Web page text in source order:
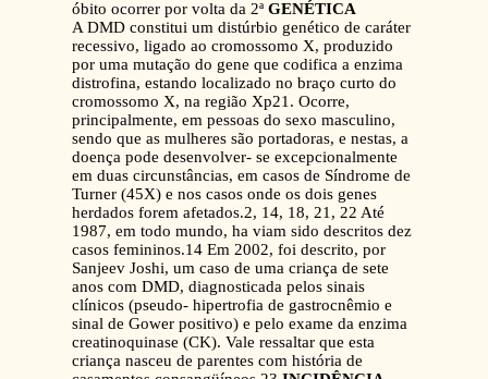
óbito ocorrer por volta da 2ª GENÉTICA
A DMD constitui um distúrbio genético de caráter
recessivo, ligado ao cromossomo X, produzido
por uma mutação do gene que codifica a enzima
distrofina, estando localizado no braço curto do
cromossomo X, na região Xp21. Ocorre,
principalmente, em pessoas do sexo masculino,
sendo que as mulheres são portadoras, e nestas, a
doença pode desenvolver- se excepcionalmente
em duas circunstâncias, em casos de Síndrome de
Turner (45X) e nos casos onde os dois genes
herdados forem afetados.2, 14, 18, 21, 22 Até
1987, em todo mundo, ha viam sido descritos dez
casos femininos.14 Em 2002, foi descrito, por
Sanjeev Joshi, um caso de uma criança de sete
anos com DMD, diagnosticada pelos sinais
clínicos (pseudo- hipertrofia de gastrocnêmio e
sinal de Gower positivo) e pelo exame da enzima
creatinoquinase (CK). Vale ressaltar que esta
criança nasceu de parentes com história de